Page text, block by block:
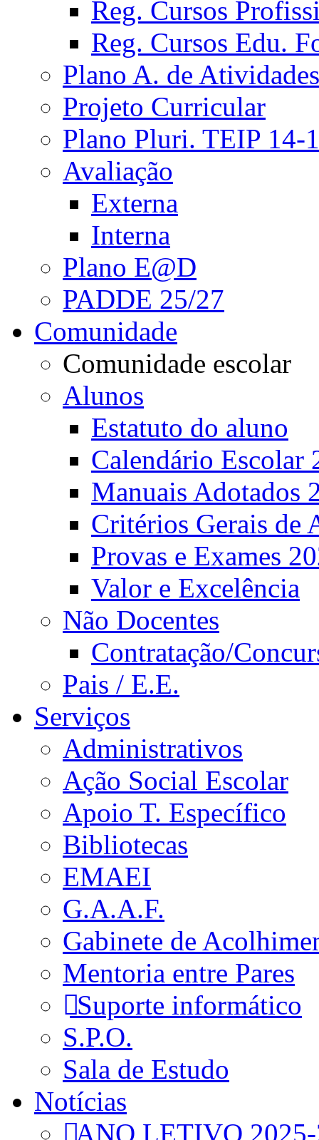
Reg. Cursos
Reg. Cursos Edu.
Plano A. de Atividades
Projeto Curricular
Plano Pluri. TEIP 14-
Avaliação
Externa
Interna
Plano E@D
PADDE 25/27
Comunidade
Comunidade escolar
Alunos
Estatuto do aluno
Calendário Escolar
Manuais Adotados
Critérios Gerais de
Provas e Exames
Valor e Excelência
Não Docentes
Contratação/
Pais / E.E.
Serviços
Administrativos
Ação Social Escolar
Apoio T. Específico
Bibliotecas
EMAEI
G.A.A.F.
Gabinete de
Mentoria entre Pares
Suporte informático
S.P.O.
Sala de Estudo
Notícias
ANO LETIVO